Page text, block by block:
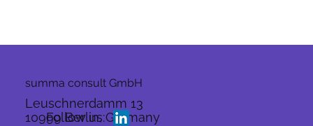
summa consult GmbH
Leuschnerdamm 13
10999 Berlin, Germany
Follow us: